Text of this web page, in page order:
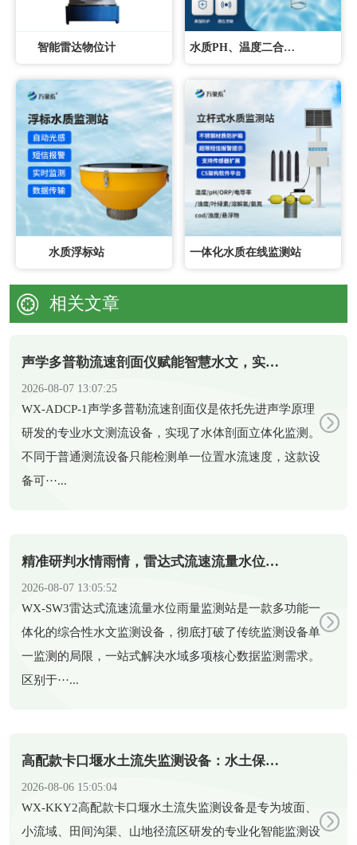
智能雷达物位计 水质PH、温度二合一变送器
水质浮标站 一体化水质在线监测站
相关文章
声学多普勒流速剖面仪赋能智慧水文，实现水体剖面精准测流
2026-08-07 13:07:25
​WX-ADCP-1声学多普勒流速剖面仪是依托先进声学原理
研发的专业水文测流设备，实现了水体剖面立体化监测。
不同于普通测流设备只能检测单一位置水流速度，这款设
备可···...
精准研判水情雨情，雷达式流速流量水位雨量监测站助力科学防汛
2026-08-07 13:05:52
​WX-SW3雷达式流速流量水位雨量监测站是一款多功能一
体化的综合性水文监测设备，彻底打破了传统监测设备单
一监测的局限，一站式解决水域多项核心数据监测需求。
区别于···...
高配款卡口堰水土流失监测设备：水土保持智能化监测新装备
2026-08-06 15:05:04
​WX-KKY2高配款卡口堰水土流失监测设备是专为坡面、
小流域、田间沟渠、山地径流区研发的专业化智能监测设